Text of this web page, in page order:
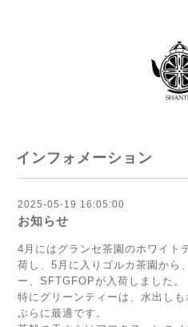
インフォメーション
2025-05-19 16:05:00
お知らせ
4月にはグランセ茶園のホワイト
荷し、5月に入りゴルカ茶園から
ー、SFTGFOPが入荷しました。
特にグリーンティーは、水出し
ぷらに最適です。